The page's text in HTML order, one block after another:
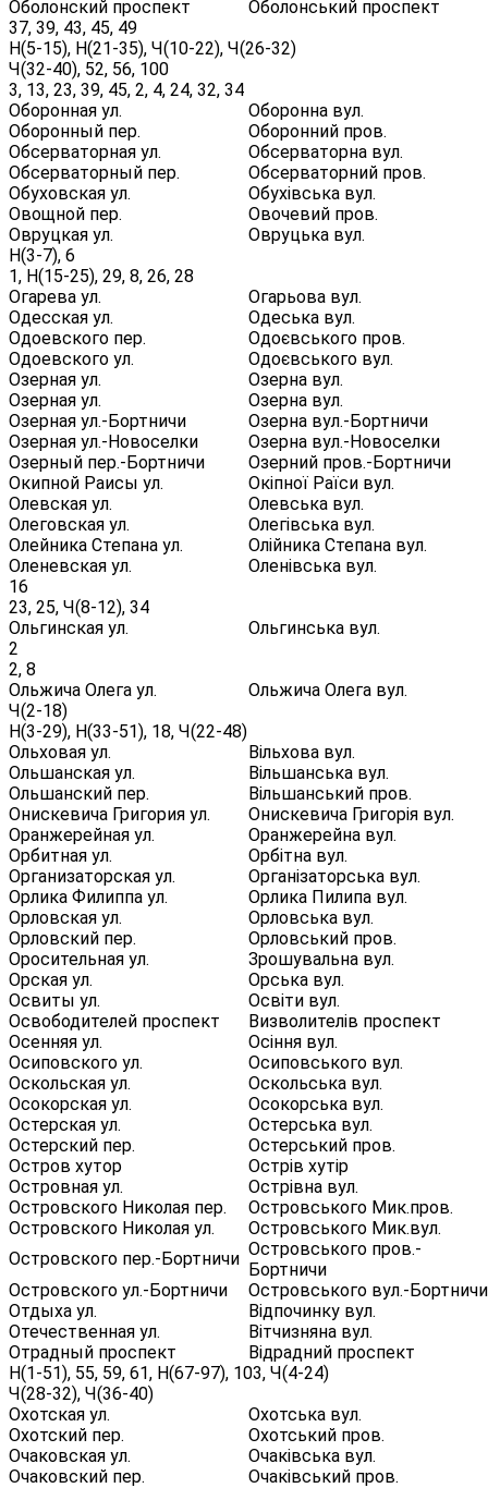
Оболонский проспект
Оболонський проспект
37, 39, 43, 45, 49
Н(5-15), Н(21-35), Ч(10-22), Ч(26-32)
Ч(32-40), 52, 56, 100
3, 13, 23, 39, 45, 2, 4, 24, 32, 34
Оборонная ул.
Оборонна вул.
Оборонный пер.
Оборонний пров.
Обсерваторная ул.
Обсерваторна вул.
Обсерваторный пер.
Обсерваторний пров.
Обуховская ул.
Обухівська вул.
Овощной пер.
Овочевий пров.
Овруцкая ул.
Овруцька вул.
Н(3-7), 6
1, Н(15-25), 29, 8, 26, 28
Огарева ул.
Огарьова вул.
Одесская ул.
Одеська вул.
Одоевского пер.
Одоєвського пров.
Одоевского ул.
Одоєвського вул.
Озерная ул.
Озерна вул.
Озерная ул.
Озерна вул.
Озерная ул.-Бортничи
Озерна вул.-Бортничи
Озерная ул.-Новоселки
Озерна вул.-Новоселки
Озерный пер.-Бортничи
Озерний пров.-Бортничи
Окипной Раисы ул.
Окіпної Раїси вул.
Олевская ул.
Олевська вул.
Олеговская ул.
Олегівська вул.
Олейника Степана ул.
Олійника Степана вул.
Оленевская ул.
Оленівська вул.
16
23, 25, Ч(8-12), 34
Ольгинская ул.
Ольгинська вул.
2
2, 8
Ольжича Олега ул.
Ольжича Олега вул.
Ч(2-18)
Н(3-29), Н(33-51), 18, Ч(22-48)
Ольховая ул.
Вільхова вул.
Ольшанская ул.
Вільшанська вул.
Ольшанский пер.
Вільшанський пров.
Онискевича Григория ул.
Онискевича Григорія вул.
Оранжерейная ул.
Оранжерейна вул.
Орбитная ул.
Орбітна вул.
Организаторская ул.
Організаторська вул.
Орлика Филиппа ул.
Орлика Пилипа вул.
Орловская ул.
Орловська вул.
Орловский пер.
Орловський пров.
Оросительная ул.
Зрошувальна вул.
Орская ул.
Орська вул.
Освиты ул.
Освіти вул.
Освободителей проспект
Визволителів проспект
Осенняя ул.
Осіння вул.
Осиповского ул.
Осиповського вул.
Оскольская ул.
Оскольська вул.
Осокорская ул.
Осокорська вул.
Остерская ул.
Остерська вул.
Остерский пер.
Остерський пров.
Остров хутор
Острів хутір
Островная ул.
Острівна вул.
Островского Николая пер.
Островського Мик.пров.
Островского Николая ул.
Островського Мик.вул.
Островского пер.-Бортничи Островського пров.-
Бортничи
Островского ул.-Бортничи
Островського вул.-Бортничи
Отдыха ул.
Відпочинку вул.
Отечественная ул.
Вітчизняна вул.
Отрадный проспект
Відрадний проспект
Н(1-51), 55, 59, 61, Н(67-97), 103, Ч(4-24)
Ч(28-32), Ч(36-40)
Охотская ул.
Охотська вул.
Охотский пер.
Охотський пров.
Очаковская ул.
Очаківська вул.
Очаковский пер.
Очаківський пров.